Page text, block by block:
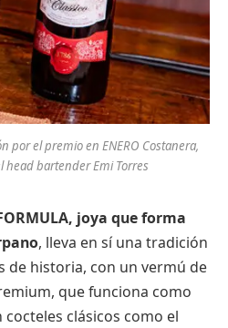
por el premio en ENERO Costanera,
head bartender Emi Torres
joya que forma
, lleva en sí una tradición
de historia, con un vermú de
que funciona como
clásicos como el